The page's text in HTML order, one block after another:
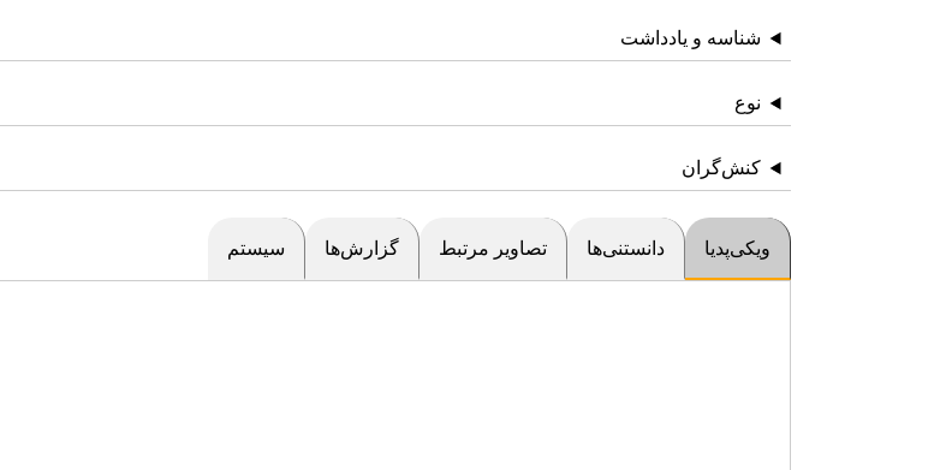
شناسه و یادداشت
نوع
کنش‌گران
ویکی‌پدیا دانستنی‌ها تصاویر مرتبط گزارش‌ها سیستم